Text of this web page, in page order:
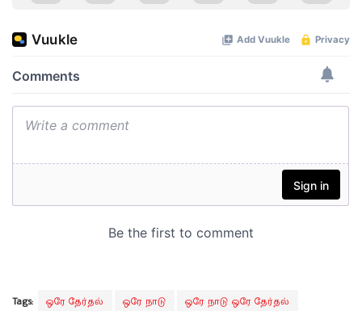
Tags: ஒரே தேர்தல் ஒரே நாடு
ஒரே நாடு ஒரே தேர்தல்